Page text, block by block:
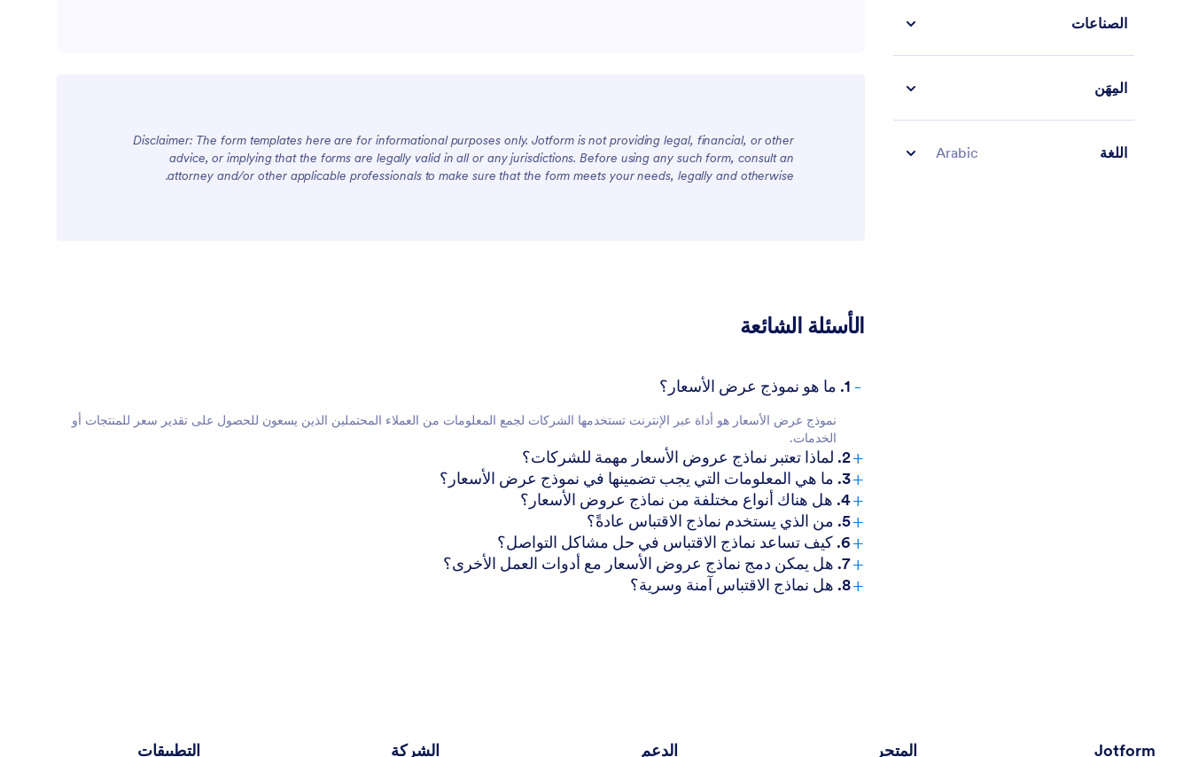
Disclaimer: The form templates here are for informational purposes only. Jotform is not providing legal, financial, or other
advice, or implying that the forms are legally valid in all or any jurisdictions. Before using any such form, consult an
attorney and/or other applicable professionals to make sure that the form meets your needs, legally and otherwise.
الأسئلة الشائعة
- 1. ما هو نموذج عرض الأسعار؟
نموذج عرض الأسعار هو أداة عبر الإنترنت تستخدمها الشركات لجمع المعلومات من العملاء المحتملين الذين يسعون للحصول على تقدير سعر للمنتجات أو
الخدمات.
+2. لماذا تعتبر نماذج عروض الأسعار مهمة للشركات؟
+3. ما هي المعلومات التي يجب تضمينها في نموذج عرض الأسعار؟
+4. هل هناك أنواع مختلفة من نماذج عروض الأسعار؟
+5. من الذي يستخدم نماذج الاقتباس عادةً؟
+6. كيف تساعد نماذج الاقتباس في حل مشاكل التواصل؟
+7. هل يمكن دمج نماذج عروض الأسعار مع أدوات العمل الأخرى؟
+8. هل نماذج الاقتباس آمنة وسرية؟
الصناعات
المِهَن
اللغة Arabic
Jotform المتجر الدعم الشركة التطبيقات